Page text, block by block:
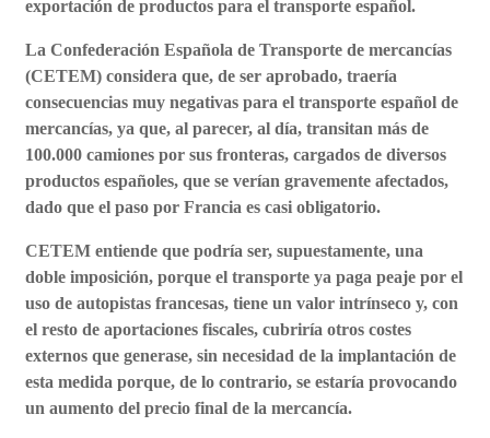
exportación de productos para el transporte español.
La Confederación Española de Transporte de mercancías
(CETEM) considera que, de ser aprobado, traería
consecuencias muy negativas para el transporte español de
mercancías, ya que, al parecer, al día, transitan más de
100.000 camiones por sus fronteras, cargados de diversos
productos españoles, que se verían gravemente afectados,
dado que el paso por Francia es casi obligatorio.
CETEM entiende que podría ser, supuestamente, una
doble imposición, porque el transporte ya paga peaje por el
uso de autopistas francesas, tiene un valor intrínseco y, con
el resto de aportaciones fiscales, cubriría otros costes
externos que generase, sin necesidad de la implantación de
esta medida porque, de lo contrario, se estaría provocando
un aumento del precio final de la mercancía.